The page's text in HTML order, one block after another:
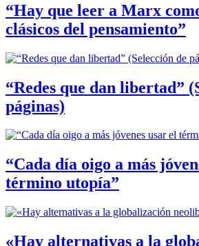
“Hay que leer a Marx
clásicos del pensamiento”
“Redes que dan libertad”
páginas)
“Cada día oigo a más
término utopía”
«Hay alternativas a la